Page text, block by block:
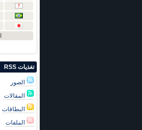
تغذيات RSS
الصور
المقالات
البطاقات
الملفات